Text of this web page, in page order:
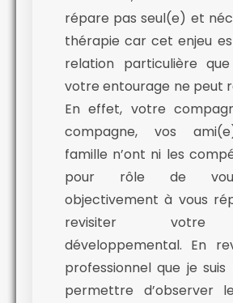
répare pas seul(e) et
thérapie car cet enjeu
relation particulière
votre entourage ne peut
En effet, votre
compagne, vos
famille n’ont ni les
pour rôle de
objectivement à vous
revisiter votre
développemental. En
professionnel que je suis
permettre d’observer